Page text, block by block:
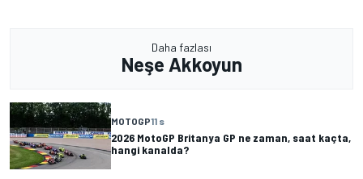
Daha fazlası
Neşe Akkoyun
MOTOGP11 s
2026 MotoGP Britanya GP ne zaman, saat kaçta,
hangi kanalda?